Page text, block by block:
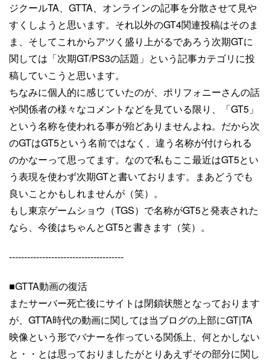
ジクールTA、GTTA、オンラインの記事を分散させて見や
すくしようと思います。それ以外のGT4関連投稿はそのま
ま、そしてこれからアツく盛り上がるであろう次期GTに
関しては「次期GT/PS3の話題」という記事カテゴリに投
稿していこうと思います。
ちなみに個人的に感じていたのが、ポリフォニーさんの話
や関係者の様々なコメントなどを見ている限り、「GT5」
という名称を使われる事が殆どありませんよね。だから次
のGTはGT5という名前ではなく、違う名称が付けられる
のかなーって思ってます。なので私もここ最近はGT5とい
う表現を使わず次期GTと書いております。まあどうでも
良いことかもしれませんが（笑）。
もし東京ゲームショウ（TGS）で名称がGT5と発表された
なら、今後はちゃんとGT5と書きます（笑）。
--------------------------------------
■GTTA動画の復活
またサーバー死亡後にサイトは閉鎖状態となっております
が、GTTA時代の動画に関しては当ブログの上部にGT|TA
映像という形でバナーを作っている関係上、何とかしない
と・・とは思っておりましたがとりあえずその部分に関し